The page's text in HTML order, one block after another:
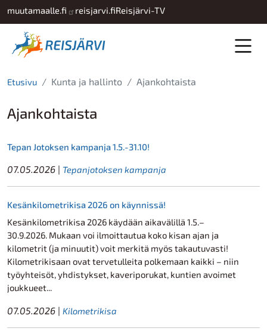
Hyppää pääsisältöön
muutamaalle.fi reisjarvi.fiReisjärvi-TV
Etusivu Kunta ja hallinto Ajankohtaista
Ajankohtaista
Tepan Jotoksen kampanja 1.5.-31.10!
07.05.2026 | Tepanjotoksen kampanja
Kesänkilometrikisa 2026 on käynnissä!
Kesänkilometrikisa 2026 käydään aikavälillä 1.5.–
30.9.2026. Mukaan voi ilmoittautua koko kisan ajan ja
kilometrit (ja minuutit) voit merkitä myös takautuvasti!
Kilometrikisaan ovat tervetulleita polkemaan kaikki – niin
työyhteisöt, yhdistykset, kaveriporukat, kuntien avoimet
joukkueet...
07.05.2026 | Kilometrikisa